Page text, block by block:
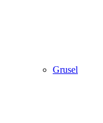
Grusel